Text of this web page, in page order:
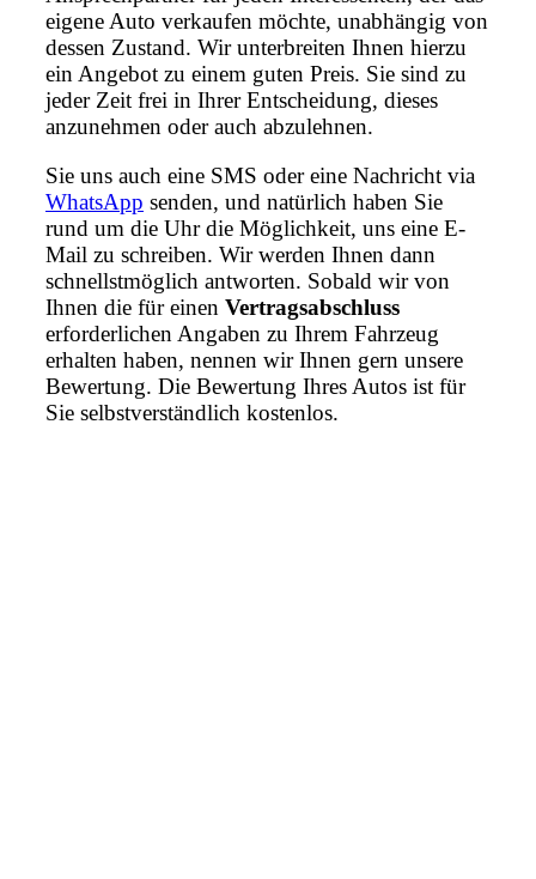
eigene Auto verkaufen möchte, unabhängig von
dessen Zustand. Wir unterbreiten Ihnen hierzu
ein Angebot zu einem guten Preis. Sie sind zu
jeder Zeit frei in Ihrer Entscheidung, dieses
anzunehmen oder auch abzulehnen.
Sie uns auch eine SMS oder eine Nachricht via
WhatsApp senden, und natürlich haben Sie
rund um die Uhr die Möglichkeit, uns eine E-
Mail zu schreiben. Wir werden Ihnen dann
schnellstmöglich antworten. Sobald wir von
Ihnen die für einen Vertragsabschluss
erforderlichen Angaben zu Ihrem Fahrzeug
erhalten haben, nennen wir Ihnen gern unsere
Bewertung. Die Bewertung Ihres Autos ist für
Sie selbstverständlich kostenlos.